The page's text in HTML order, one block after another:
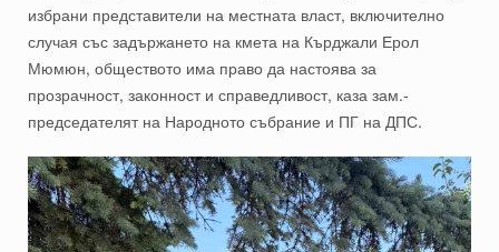
избрани представители на местната власт, включително
случая със задържането на кмета на Кърджали Ерол
Мюмюн, обществото има право да настоява за
прозрачност, законност и справедливост, каза зам.-
председателят на Народното събрание и ПГ на ДПС.